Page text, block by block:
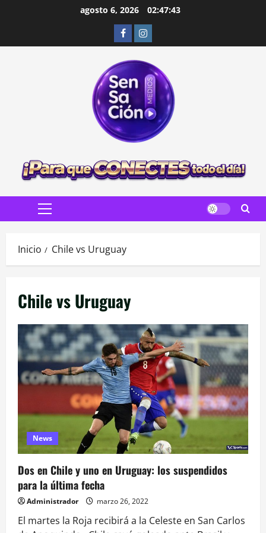
agosto 6, 2026 02:47:44
FacebookInstagram
Menú
Inicio Chile vs Uruguay
Chile vs Uruguay
News
Dos en Chile y uno en Uruguay: los suspendidos
para la última fecha
Administrador marzo 26, 2022
El martes la Roja recibirá a la Celeste en San Carlos